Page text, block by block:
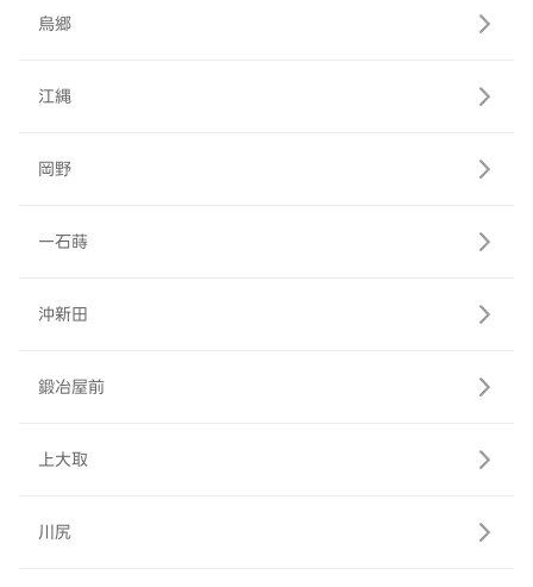
烏郷
江縄
岡野
一石蒔
沖新田
鍛冶屋前
上大取
川尻